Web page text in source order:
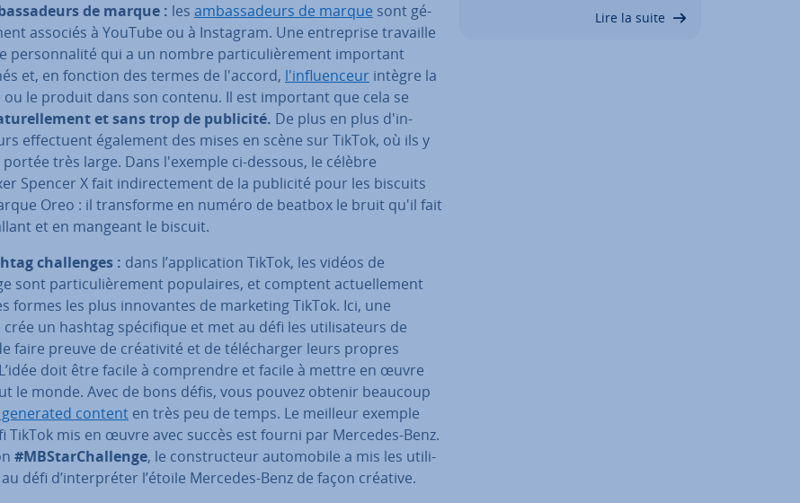
de marque : les am­bas­sa­deurs de marque sont gé­
associés à YouTube ou à Instagram. Une en­tre­prise travaille
per­son­na­lité qui a un nombre par­ti­cu­liè­re­ment important
et, en fonction des termes de l'accord, l'in­fluen­ceur intègre la
le produit dans son contenu. Il est important que cela se
et sans trop de publicité. De plus en plus d'in­
ef­fec­tuent également des mises en scène sur TikTok, où ils y
très large. Dans l'exemple ci-dessous, le célèbre
Spencer X fait in­di­rec­te­ment de la publicité pour les biscuits
Oreo : il trans­forme en numéro de beatbox le bruit qu'il fait
et en mangeant le biscuit.
chal­lenges : dans l’ap­pli­ca­tion TikTok, les vidéos de
sont par­ti­cu­liè­re­ment po­pu­laires, et comptent ac­tuel­le­ment
formes les plus in­no­vantes de marketing TikTok. Ici, une
un hashtag spé­ci­fique et met au défi les uti­li­sa­teurs de
faire preuve de créa­ti­vité et de té­lé­char­ger leurs propres
doit être facile à com­prendre et facile à mettre en œuvre
le monde. Avec de bons défis, vous pouvez obtenir beaucoup
content en très peu de temps. Le meilleur exemple
TikTok mis en œuvre avec succès est fourni par Mercedes-Benz.
#MBS­tar­Chal­lenge, le cons­truc­teur au­to­mo­bile a mis les uti­li­
défi d’in­ter­pré­ter l’étoile Mercedes-Benz de façon créative.
Lire la suite